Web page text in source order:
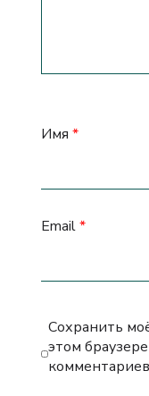
Имя *
Email*
Сохранить
этом